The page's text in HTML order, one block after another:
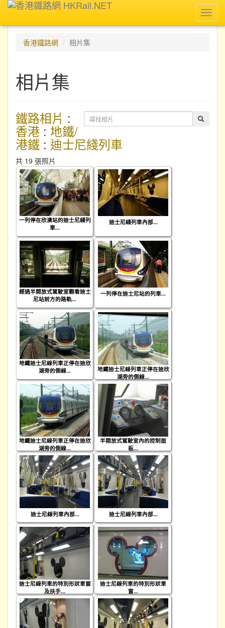
香港鐵路網
相片集
相片集
鐵路相片 :
香港 : 地鐵/
港鐵 : 迪士尼綫列車
共 19 張照片
一列停在欣澳站的迪士尼綫列
車...
迪士尼綫列車內部...
經過半開放式駕駛室觀看迪士
尼站前方的路軌...
一列停在迪士尼站的列車...
地鐵迪士尼線列車正停在迪欣
湖旁的側線...
地鐵迪士尼線列車正停在迪欣
湖旁的側線...
地鐵迪士尼線列車正停在迪欣
湖旁的側線...
半開放式駕駛室內的控制面
板...
迪士尼線列車內部... 迪士尼線列車內部...
迪士尼線列車的特別形狀車窗
及扶手...
迪士尼線列車的特別形狀車
窗...